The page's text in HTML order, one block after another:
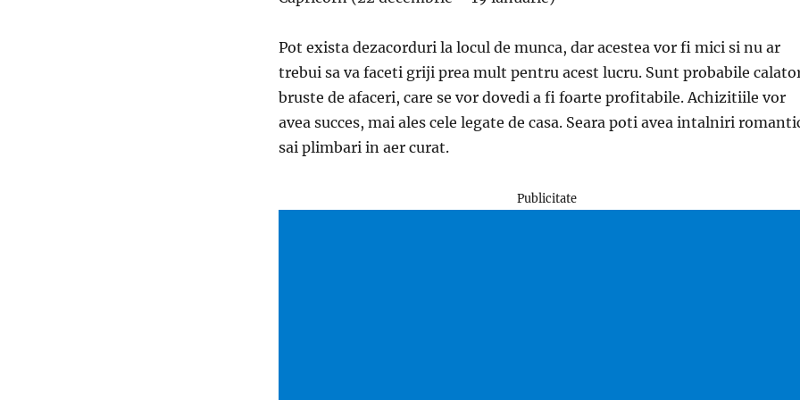
Pot exista dezacorduri la locul de munca, dar acestea vor fi mici si nu ar
trebui sa va faceti griji prea mult pentru acest lucru. Sunt probabile
bruste de afaceri, care se vor dovedi a fi foarte profitabile. Achizitiile vor
avea succes, mai ales cele legate de casa. Seara poti avea intalniri
sai plimbari in aer curat.
Publicitate